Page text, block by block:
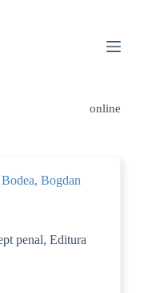
online
Bogdan
penal, Editura